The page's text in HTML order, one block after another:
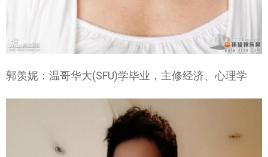
郭羡妮：温哥华大(SFU)学毕业，主修经济、心理学